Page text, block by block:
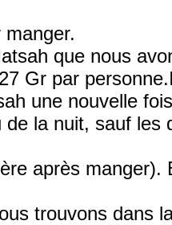
que nous
Gr par
une nouvelle
la nuit, sauf les
après manger).
trouvons dans